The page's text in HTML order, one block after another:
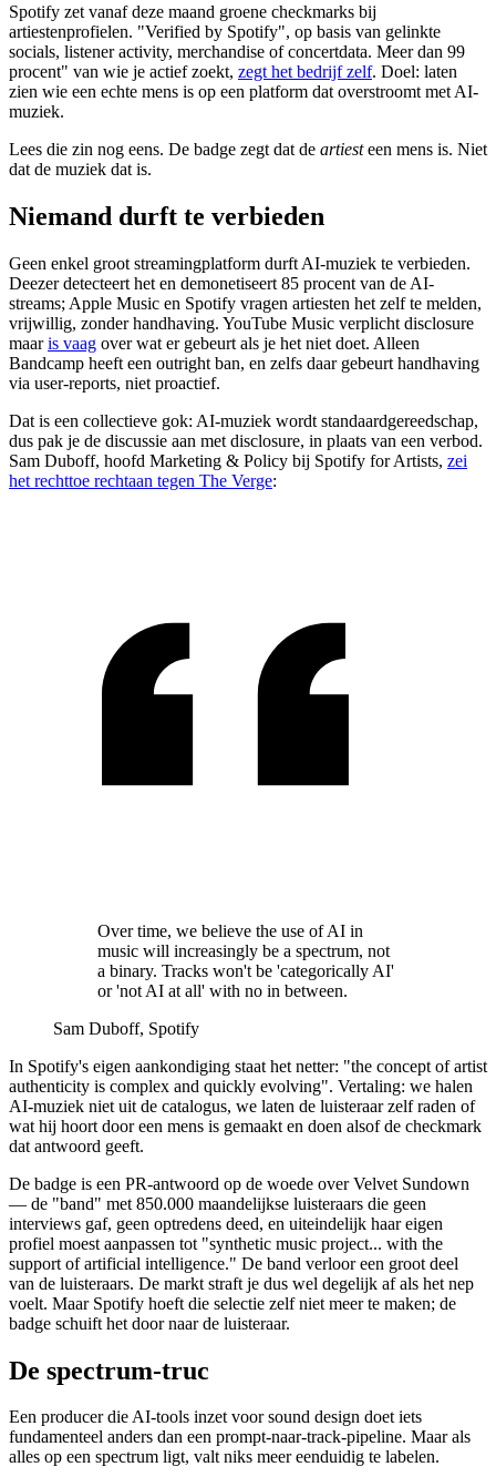
Spotify zet vanaf deze maand groene checkmarks bij
artiestenprofielen. "Verified by Spotify", op basis van gelinkte
socials, listener activity, merchandise of concertdata. Meer dan 99
procent" van wie je actief zoekt, zegt het bedrijf zelf. Doel: laten
zien wie een echte mens is op een platform dat overstroomt met AI-
muziek.
Lees die zin nog eens. De badge zegt dat de artiesteen mens is. Niet
dat de muziek dat is.
Niemand durft te verbieden
Geen enkel groot streamingplatform durft AI-muziek te verbieden.
Deezer detecteert het en demonetiseert 85 procent van de AI-
streams; Apple Music en Spotify vragen artiesten het zelf te melden,
vrijwillig, zonder handhaving. YouTube Music verplicht disclosure
maaris vaag over wat er gebeurt als je het niet doet. Alleen
Bandcamp heeft een outright ban, en zelfs daar gebeurt handhaving
via user-reports, niet proactief.
Dat is een collectieve gok: AI-muziek wordt standaardgereedschap,
dus pak je de discussie aan met disclosure, in plaats van een verbod.
Sam Duboff, hoofd Marketing & Policy bij Spotify for Artists, zei
het rechttoe rechtaan tegen The Verge:
Over time, we believe the use of AI in
music will increasingly be a spectrum, not
a binary. Tracks won't be 'categorically AI'
or 'not AI at all' with no in between.
Sam Duboff, Spotify
In Spotify's eigen aankondiging staat het netter: "the concept of artist
authenticity is complex and quickly evolving". Vertaling: we halen
AI-muziek niet uit de catalogus, we laten de luisteraar zelf raden of
wat hij hoort door een mens is gemaakt en doen alsof de checkmark
dat antwoord geeft.
De badge is een PR-antwoord op de woede over Velvet Sundown
— de "band" met 850.000 maandelijkse luisteraars die geen
interviews gaf, geen optredens deed, en uiteindelijk haar eigen
profiel moest aanpassen tot "synthetic music project... with the
support of artificial intelligence." De band verloor een groot deel
van de luisteraars. De markt straft je dus wel degelijk af als het nep
voelt. Maar Spotify hoeft die selectie zelf niet meer te maken; de
badge schuift het door naar de luisteraar.
De spectrum-truc
Een producer die AI-tools inzet voor sound design doet iets
fundamenteel anders dan een prompt-naar-track-pipeline. Maar als
alles op een spectrum ligt, valt niks meer eenduidig te labelen.